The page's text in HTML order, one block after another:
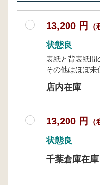
13,200 円 （
状態良
表紙と背表紙間
その他はほぼ未
店内在庫
13,200 円 （
状態良
千葉倉庫在庫